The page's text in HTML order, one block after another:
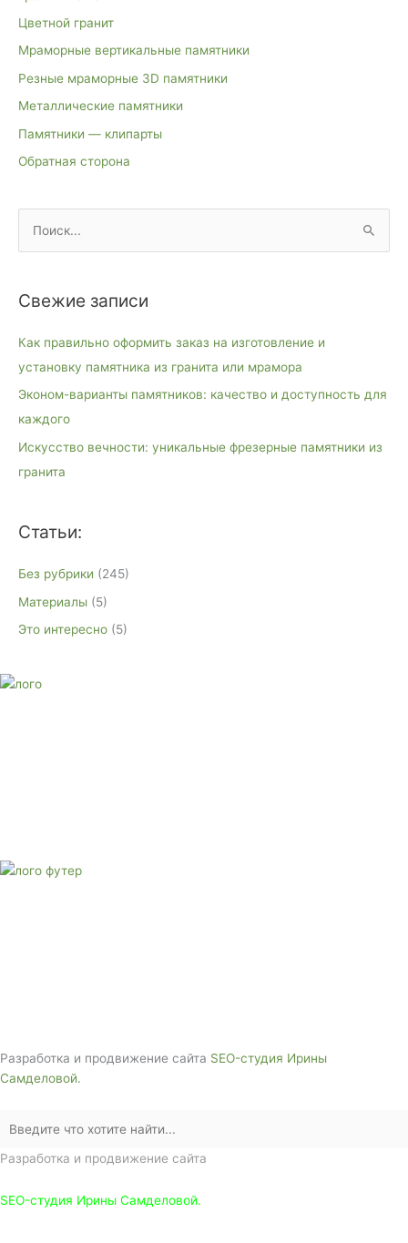
Цветной гранит
Мраморные вертикальные памятники
Резные мраморные 3D памятники
Металлические памятники
Памятники — клипарты
Обратная сторона
с
Свежие записи
Как правильно оформить заказ на изготовление и
установку памятника из гранита или мрамора
Эконом-варианты памятников: качество и доступность для
каждого
Искусство вечности: уникальные фрезерные памятники из
гранита
Статьи:
Без рубрики (245)
Материалы (5)
Это интересно (5)
Разработка и продвижение сайта SEO-студия Ирины
Самделовой.
Разработка и продвижение сайта
SEO-студия Ирины Самделовой.